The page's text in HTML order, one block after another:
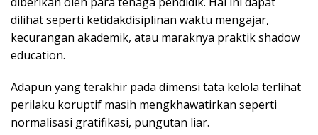
dilihat seperti ketidakdisiplinan waktu mengajar,
kecurangan akademik, atau maraknya praktik shadow
education.
Adapun yang terakhir pada dimensi tata kelola terlihat
perilaku koruptif masih mengkhawatirkan seperti
normalisasi gratifikasi, pungutan liar.